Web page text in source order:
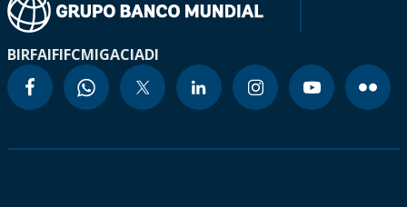
BIRFAIFIFCMIGACIADI